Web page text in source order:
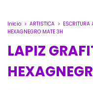
Inicio > ARTISTICA > ESCRITURA
HEXAGNEGRO MATE 3H
LAPIZ